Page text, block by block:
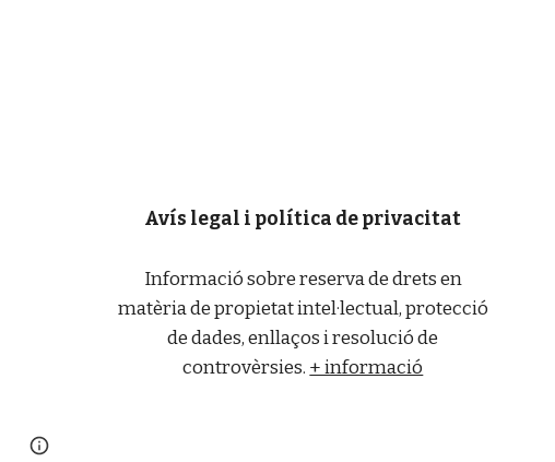
Avís legal i política de privacitat
Informació sobre reserva de drets en
matèria de propietat intel·lectual, protecció
de dades, enllaços i resolució de
controvèrsies. + informació